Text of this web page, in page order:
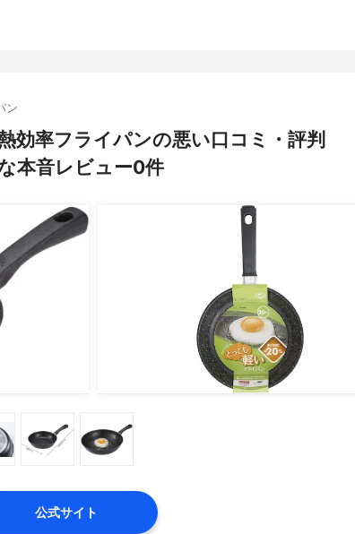
ン
効率フライパンの悪い口コミ・評判
本音レビュー0件
公式サイト